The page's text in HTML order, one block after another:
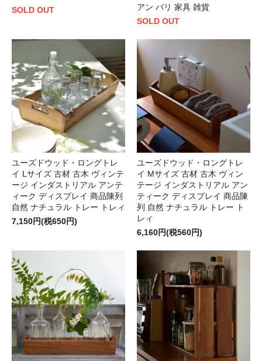
SOLD OUT
アン バリ 家具 雑貨
SOLD OUT
ユーズドウッド・ロングトレ
イ Lサイズ 古材 古木 ヴィンテ
ージ インダストリアル アンテ
ィーク ディスプレイ 商品陳列
自然 ナチュラル トレー トレィ
7,150円(税650円)
ユーズドウッド・ロングトレ
イ Mサイズ 古材 古木 ヴィン
テージ インダストリアル アン
ティーク ディスプレイ 商品陳
列 自然 ナチュラル トレー ト
レィ
6,160円(税560円)